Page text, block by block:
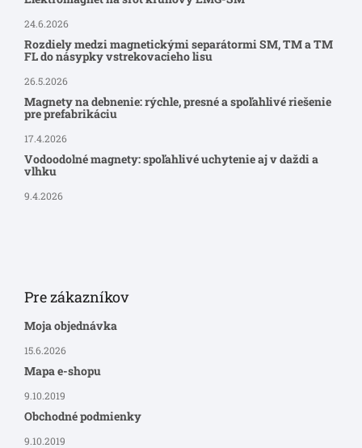
24.6.2026
Rozdiely medzi magnetickými separátormi SM, TM a TM
FL do násypky vstrekovacieho lisu
26.5.2026
Magnety na debnenie: rýchle, presné a spoľahlivé riešenie
pre prefabrikáciu
17.4.2026
Vodoodolné magnety: spoľahlivé uchytenie aj v daždi a
vlhku
9.4.2026
Pre zákazníkov
Moja objednávka
15.6.2026
Mapa e-shopu
9.10.2019
Obchodné podmienky
9.10.2019